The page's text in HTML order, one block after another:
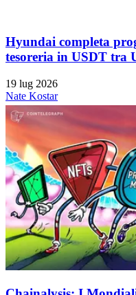
Hyundai completa
tesoreria in USDT tra
19 lug 2026
Nate Kostar